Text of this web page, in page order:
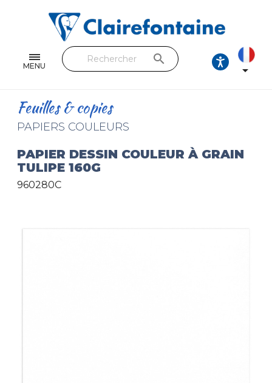
MENU
Feuilles & Copies
Beaux-arts & Dessin
Loisirs créatifs
Cuir & trousses
search

Feuilles & copies
PAPIERS COULEURS
PAPIER DESSIN COULEUR À GRAIN
TULIPE 160G
960280C